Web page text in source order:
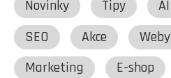
Novinky Tipy AI
SEO
Akce Weby
Marketing
E-shop